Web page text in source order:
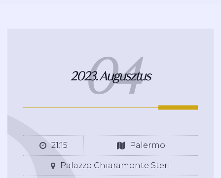
2023. Augusztus
04
21:15 Palermo
Palazzo Chiaramonte Steri